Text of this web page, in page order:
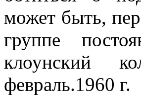
может быть,
группе
клоунский
февраль.1960 г.